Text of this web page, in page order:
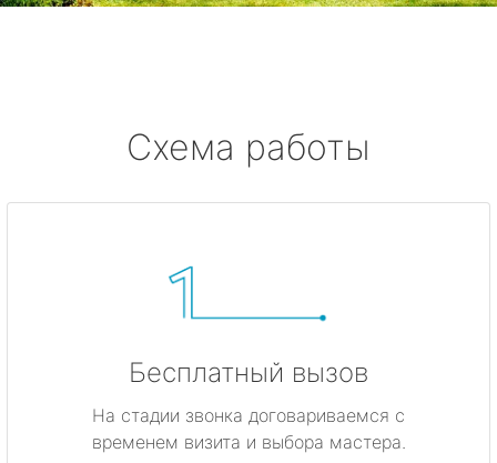
Схема работы
Бесплатный вызов
На стадии звонка договариваемся с
временем визита и выбора мастера.